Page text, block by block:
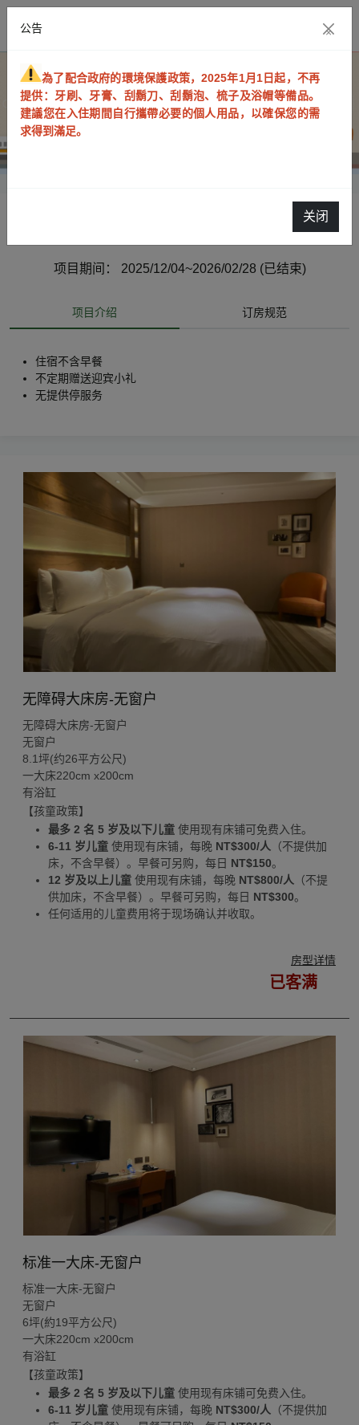
「Me Time! 獨旅慢行」專案 [不含早餐]
项目期间： 2025/12/04~2026/02/28 (已结束)
项目介绍 订房规范
住宿不含早餐
不定期赠送迎宾小礼
无提供停服务
无障碍大床房-无窗户
无障碍大床房-无窗户
无窗户
8.1坪(约26平方公尺)
一大床220cm x200cm
有浴缸
【孩童政策】
最多 2 名 5 岁及以下儿童 使用现有床铺可免费入住。
6-11 岁儿童 使用现有床铺，每晚 NT$300/人 （不提供加
床，不含早餐）。早餐可另购，每日 NT$150。
12 岁及以上儿童 使用现有床铺，每晚 NT$800/人 （不提
供加床，不含早餐）。早餐可另购，每日 NT$300。
任何适用的儿童费用将于现场确认并收取。
房型详情
已客满
标准一大床-无窗户
标准一大床-无窗户
​无窗户
6坪(約19平方公尺)
一大床220cm x200cm
有浴缸
【孩童政策】
最多 2 名 5 岁及以下儿童 使用现有床铺可免费入住。
6-11 岁儿童 使用现有床铺，每晚 NT$300/人 （不提供加
公告 ×
為了配合政府的環境保護政策，2025年1月1日起，不再
提供：牙刷、牙膏、刮鬍刀、刮鬍泡、梳子及浴帽等備品。
建議您在入住期間自行攜帶必要的個人用品，以確保您的需
求得到滿足。
关闭